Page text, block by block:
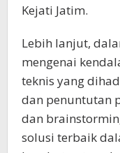
Kejati Jatim.
Lebih lanjut,
mengenai
teknis yang
dan penuntutan
dan
solusi terbaik